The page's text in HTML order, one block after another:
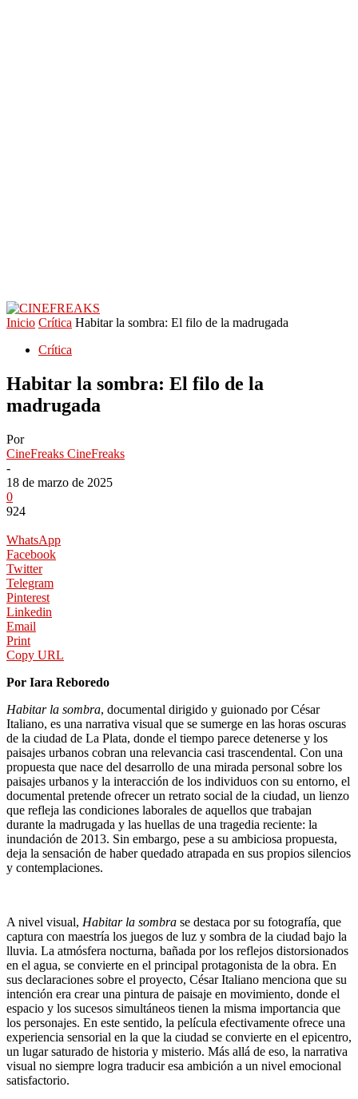
Inicio Crítica Habitar la sombra: El filo de la madrugada
Crítica
Habitar la sombra: El filo de la
madrugada
Por
CineFreaks CineFreaks
-
18 de marzo de 2025
0
924
WhatsApp
Facebook
Twitter
Telegram
Pinterest
Linkedin
Email
Print
Copy URL
Por Iara Reboredo
Habitar la sombra, documental dirigido y guionado por César
Italiano, es una narrativa visual que se sumerge en las horas oscuras
de la ciudad de La Plata, donde el tiempo parece detenerse y los
paisajes urbanos cobran una relevancia casi trascendental. Con una
propuesta que nace del desarrollo de una mirada personal sobre los
paisajes urbanos y la interacción de los individuos con su entorno, el
documental pretende ofrecer un retrato social de la ciudad, un lienzo
que refleja las condiciones laborales de aquellos que trabajan
durante la madrugada y las huellas de una tragedia reciente: la
inundación de 2013. Sin embargo, pese a su ambiciosa propuesta,
deja la sensación de haber quedado atrapada en sus propios silencios
y contemplaciones.
A nivel visual, Habitar la sombra se destaca por su fotografía, que
captura con maestría los juegos de luz y sombra de la ciudad bajo la
lluvia. La atmósfera nocturna, bañada por los reflejos distorsionados
en el agua, se convierte en el principal protagonista de la obra. En
sus declaraciones sobre el proyecto, César Italiano menciona que su
intención era crear una pintura de paisaje en movimiento, donde el
espacio y los sucesos simultáneos tienen la misma importancia que
los personajes. En este sentido, la película efectivamente ofrece una
experiencia sensorial en la que la ciudad se convierte en el epicentro,
un lugar saturado de historia y misterio. Más allá de eso, la narrativa
visual no siempre logra traducir esa ambición a un nivel emocional
satisfactorio.